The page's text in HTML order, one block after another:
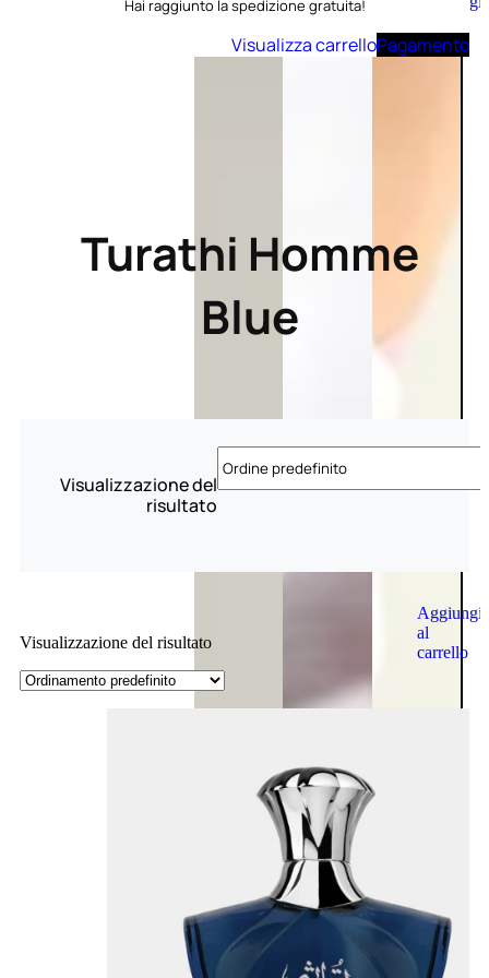
carrello
Aggiungi
al
carrello
Hai raggiunto la spedizione gratuita!
Visualizza carrelloPagamento
Turathi Homme
Blue
Visualizzazione del
risultato
Visualizzazione del risultato